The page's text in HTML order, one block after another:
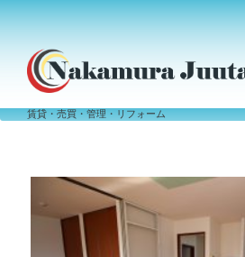
賃貸・売買・管理・リフォーム